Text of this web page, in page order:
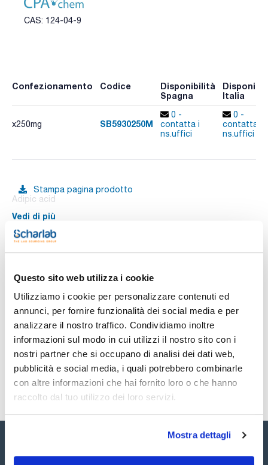
Questo sito web utilizza i cookie
Utilizziamo i cookie per personalizzare contenuti ed
annunci, per fornire funzionalità dei social media e per
analizzare il nostro traffico. Condividiamo inoltre
informazioni sul modo in cui utilizzi il nostro sito con i
nostri partner che si occupano di analisi dei dati web,
pubblicità e social media, i quali potrebbero combinarle
con altre informazioni che hai fornito loro o che hanno
raccolto dal tuo utilizzo dei loro servizi.
Mostra dettagli
CAS: 124-04-9
Confezionamento Codice
Disponibilità
Spagna
Italia
x250mg SB5930250M
0 -
contatta i
ns.uffici
0 -
contatta i
ns.uffici
Stampa pagina prodotto
Adipic acid
Vedi di più
Documentazione tecnica
TDS / Scheda tecnica
Registrati per i download
COA
Registrati per i download
SDS / Scheda di
Sicurezza
Registrati per i download